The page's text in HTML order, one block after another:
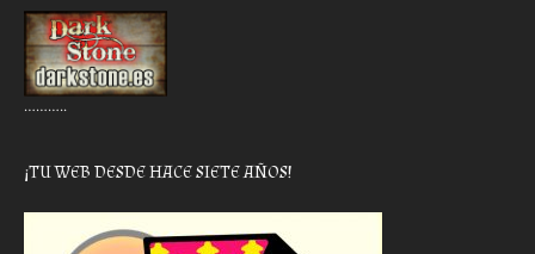
………..
¡TU WEB DESDE HACE SIETE AÑOS!